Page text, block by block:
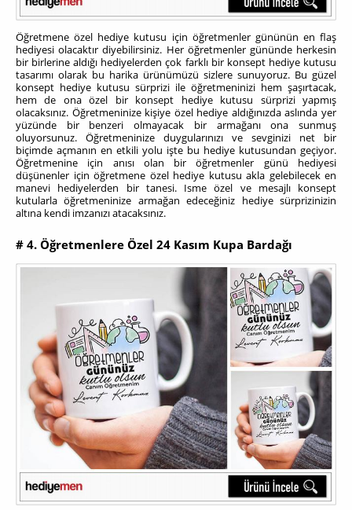
Öğretmene özel hediye kutusu için öğretmenler gününün en flaş
hediyesi olacaktır diyebilirsiniz. Her öğretmenler gününde herkesin
bir birlerine aldığı hediyelerden çok farklı bir konsept hediye kutusu
tasarımı olarak bu harika ürünümüzü sizlere sunuyoruz. Bu güzel
konsept hediye kutusu sürprizi ile öğretmeninizi hem şaşırtacak,
hem de ona özel bir konsept hediye kutusu sürprizi yapmış
olacaksınız. Öğretmeninize kişiye özel hediye aldığınızda aslında yer
yüzünde bir benzeri olmayacak bir armağanı ona sunmuş
oluyorsunuz. Öğretmeninize duygularınızı ve sevginizi net bir
biçimde açmanın en etkili yolu işte bu hediye kutusundan geçiyor.
Öğretmenine için anısı olan bir öğretmenler günü hediyesi
düşünenler için öğretmene özel hediye kutusu akla gelebilecek en
manevi hediyelerden bir tanesi. Isme özel ve mesajlı konsept
kutularla öğretmeninize armağan edeceğiniz hediye sürprizinizin
altına kendi imzanızı atacaksınız.
# 4. Öğretmenlere Özel 24 Kasım Kupa Bardağı